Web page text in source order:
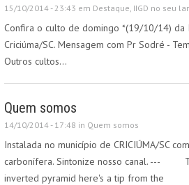
15/10/2014 - 23:43 em Destaque IIGD no seu lar
Confira o culto de domingo *(19/10/14) da
Criciúma/SC. Mensagem com Pr Sodré -
Outros cultos…
Quem somos
14/10/2014 - 17:48 in Quem somos
Instalada no município de CRICIÚMA/SC
carbonífera. Sintonize nosso canal. ---
inverted pyramid here's a tip from the